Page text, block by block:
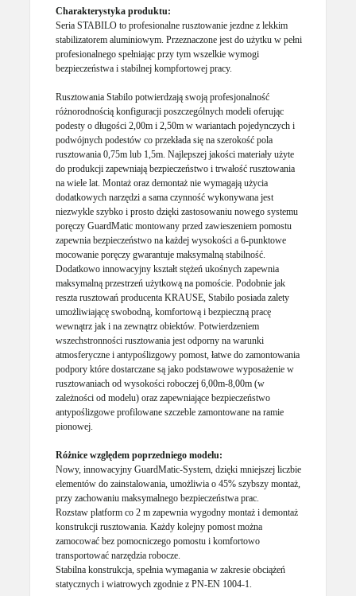
Charakterystyka produktu:
Seria STABILO to profesionalne rusztowanie jezdne z lekkim
stabilizatorem aluminiowym. Przeznaczone jest do użytku w pełni
profesionalnego spełniając przy tym wszelkie wymogi
bezpieczeństwa i stabilnej kompfortowej pracy.
Rusztowania Stabilo potwierdzają swoją profesjonalność
różnorodnością konfiguracji poszczególnych modeli oferując
podesty o długości 2,00m i 2,50m w wariantach pojedynczych i
podwójnych podestów co przekłada się na szerokość pola
rusztowania 0,75m lub 1,5m. Najlepszej jakości materiały użyte
do produkcji zapewniają bezpieczeństwo i trwałość rusztowania
na wiele lat. Montaż oraz demontaż nie wymagają użycia
dodatkowych narzędzi a sama czynność wykonywana jest
niezwykle szybko i prosto dzięki zastosowaniu nowego systemu
poręczy GuardMatic montowany przed zawieszeniem pomostu
zapewnia bezpieczeństwo na każdej wysokości a 6-punktowe
mocowanie poręczy gwarantuje maksymalną stabilność.
Dodatkowo innowacyjny kształt stężeń ukośnych zapewnia
maksymalną przestrzeń użytkową na pomoście. Podobnie jak
reszta rusztowań producenta KRAUSE, Stabilo posiada zalety
umożliwiającę swobodną, komfortową i bezpieczną pracę
wewnątrz jak i na zewnątrz obiektów. Potwierdzeniem
wszechstronności rusztowania jest odporny na warunki
atmosferyczne i antypoślizgowy pomost, łatwe do zamontowania
podpory które dostarczane są jako podstawowe wyposażenie w
rusztowaniach od wysokości roboczej 6,00m-8,00m (w
zależności od modelu) oraz zapewniające bezpieczeństwo
antypoślizgowe profilowane szczeble zamontowane na ramie
pionowej.
Różnice względem poprzedniego modelu:
Nowy, innowacyjny GuardMatic-System, dzięki mniejszej liczbie
elementów do zainstalowania, umożliwia o 45% szybszy montaż,
przy zachowaniu maksymalnego bezpieczeństwa prac.
Rozstaw platform co 2 m zapewnia wygodny montaż i demontaż
konstrukcji rusztowania. Każdy kolejny pomost można
zamocować bez pomocniczego pomostu i komfortowo
transportować narzędzia robocze.
Stabilna konstrukcja, spełnia wymagania w zakresie obciążeń
statycznych i wiatrowych zgodnie z PN-EN 1004-1.